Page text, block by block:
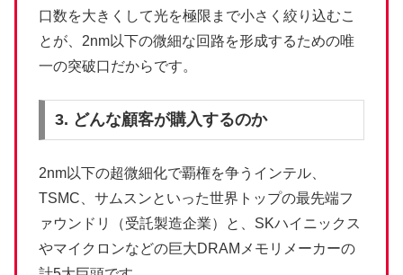
口数を大きくして光を極限まで小さく絞り込むこ
とが、2nm以下の微細な回路を形成するための唯
一の突破口だからです。
3. どんな顧客が購入するのか
2nm以下の超微細化で覇権を争うインテル、
TSMC、サムスンといった世界トップの最先端フ
ァウンドリ（受託製造企業）と、SKハイニックス
やマイクロンなどの巨大DRAMメモリメーカーの